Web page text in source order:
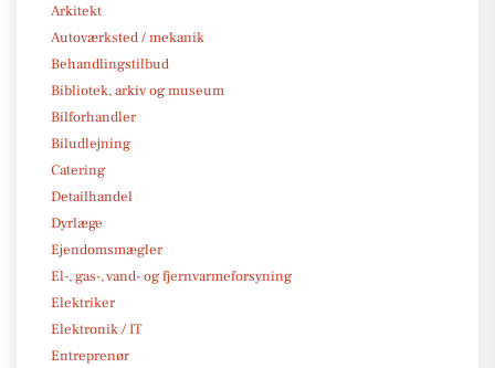
Arkitekt
Autoværksted / mekanik
Behandlingstilbud
Bibliotek, arkiv og museum
Bilforhandler
Biludlejning
Catering
Detailhandel
Dyrlæge
Ejendomsmægler
El-, gas-, vand- og fjernvarmeforsyning
Elektriker
Elektronik / IT
Entreprenør